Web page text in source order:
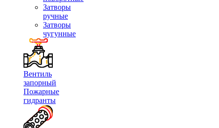
Затворы
ручные
Затворы
чугунные
Вентиль
запорный
Пожарные
гидранты